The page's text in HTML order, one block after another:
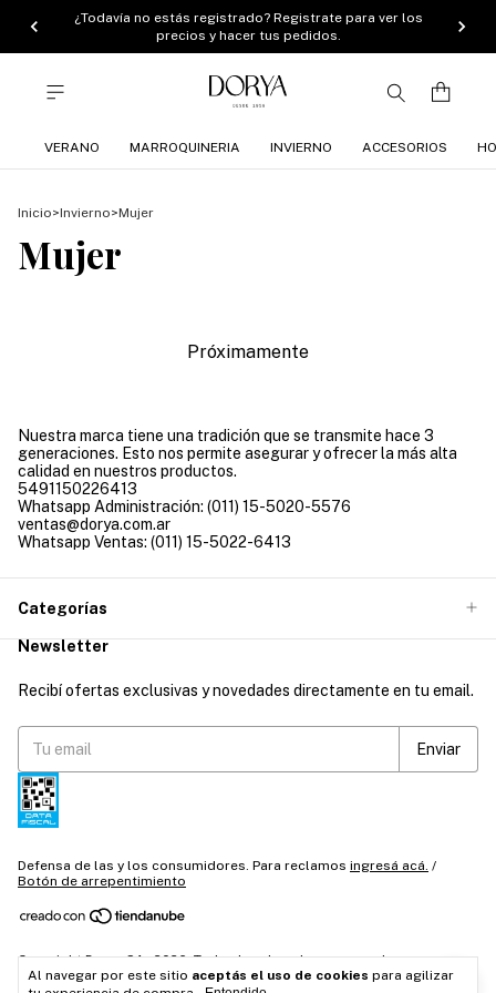
¿Todavía no estás registrado? Registrate para ver los
precios y hacer tus pedidos.
VERANO MARROQUINERIA INVIERNO ACCESORIOS
Al navegar por este sitio aceptás el uso de cookies para agilizar
Inicio>Invierno>Mujer
Mujer
Próximamente
Nuestra marca tiene una tradición que se transmite hace 3
generaciones. Esto nos permite asegurar y ofrecer la más alta
calidad en nuestros productos.
5491150226413
Whatsapp Administración: (011) 15-5020-5576
ventas@dorya.com.ar
Whatsapp Ventas: (011) 15-5022-6413
Categorías
Newsletter
Recibí ofertas exclusivas y novedades directamente en tu email.
Defensa de las y los consumidores. Para reclamos ingresá acá. /
Botón de arrepentimiento
Copyright Dorya SA - 2026. Todos los derechos reservados.